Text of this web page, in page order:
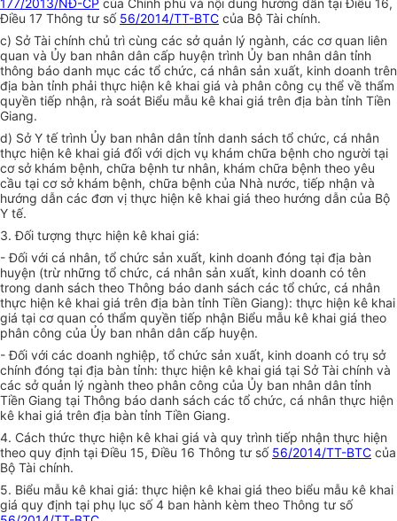
177/2013/NĐ-CP của Chính phủ và nội dung hướng dẫn tại Điều 16,
Điều 17 Thông tư số 56/2014/TT-BTC của Bộ Tài chính.
c) Sở Tài chính chủ trì cùng các sở quản lý ngành, các cơ quan liên
quan và Ủy ban nhân dân cấp huyện trình Ủy ban nhân dân tỉnh
thông báo danh mục các tổ chức, cá nhân sản xuất, kinh doanh trên
địa bàn tỉnh phải thực hiện kê khai giá và phân công cụ thể về thẩm
quyền tiếp nhận, rà soát Biểu mẫu kê khai giá trên địa bàn tỉnh Tiền
Giang.
d) Sở Y tế trình Ủy ban nhân dân tỉnh danh sách tổ chức, cá nhân
thực hiện kê khai giá đối với dịch vụ khám chữa bệnh cho người tại
cơ sở khám bệnh, chữa bệnh tư nhân, khám chữa bệnh theo yêu
cầu tại cơ sở khám bệnh, chữa bệnh của Nhà nước, tiếp nhận và
hướng dẫn các đơn vị thực hiện kê khai giá theo hướng dẫn của Bộ
Y tế.
3. Đối tượng thực hiện kê khai giá:
- Đối với cá nhân, tổ chức sản xuất, kinh doanh đóng tại địa bàn
huyện (trừ những tổ chức, cá nhân sản xuất, kinh doanh có tên
trong danh sách theo Thông báo danh sách các tổ chức, cá nhân
thực hiện kê khai giá trên địa bàn tỉnh Tiền Giang): thực hiện kê khai
giá tại cơ quan có thẩm quyền tiếp nhận Biểu mẫu kê khai giá theo
phân công của Ủy ban nhân dân cấp huyện.
- Đối với các doanh nghiệp, tổ chức sản xuất, kinh doanh có trụ sở
chính đóng tại địa bàn tỉnh: thực hiện kê khai giá tại Sở Tài chính và
các sở quản lý ngành theo phân công của Ủy ban nhân dân tỉnh
Tiền Giang tại Thông báo danh sách các tổ chức, cá nhân thực hiện
kê khai giá trên địa bàn tỉnh Tiền Giang.
4. Cách thức thực hiện kê khai giá và quy trình tiếp nhận thực hiện
theo quy định tại Điều 15, Điều 16 Thông tư số 56/2014/TT-BTC của
Bộ Tài chính.
5. Biểu mẫu kê khai giá: thực hiện kê khai giá theo biểu mẫu kê khai
giá quy định tại phụ lục số 4 ban hành kèm theo Thông tư số